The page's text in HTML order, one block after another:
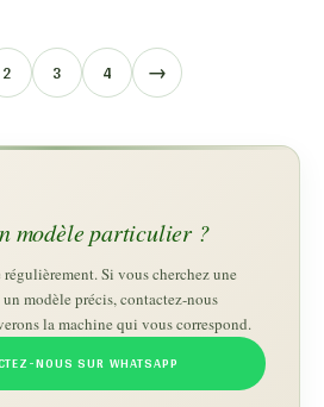
2 3 4 →
modèle particulier ?
Si vous cherchez une
modèle précis, contactez-nous
la machine qui vous correspond.
NOUS SUR WHATSAPP